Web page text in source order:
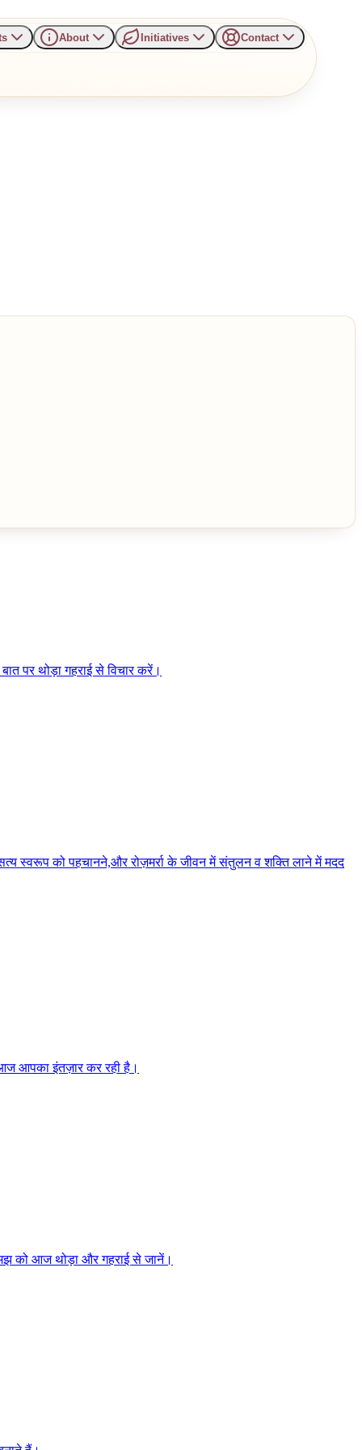
About Initiatives Contact
पर थोड़ा गहराई से विचार करें।
स्वरूप को पहचानने,और रोज़मर्रा के जीवन में संतुलन व शक्ति लाने में मदद
आपका इंतज़ार कर रही है।
को आज थोड़ा और गहराई से जानें।